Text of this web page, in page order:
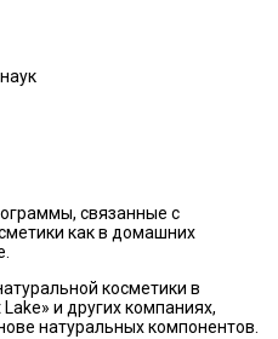
связанные с
как в домашних
косметики в
и других компаниях,
натуральных компонентов.